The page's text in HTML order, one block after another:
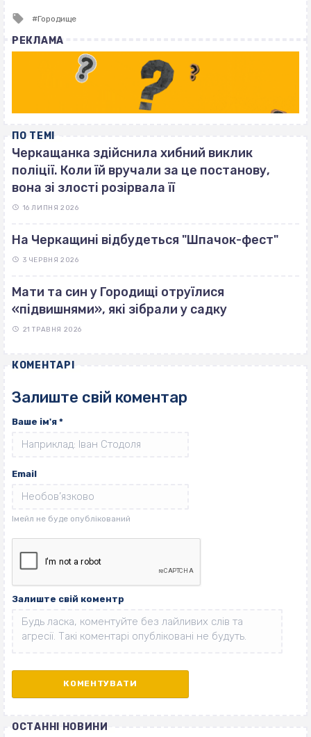
Tagged
Городище
РЕКЛАМА
ПО ТЕМІ
Черкащанка здійснила хибний виклик
поліції. Коли їй вручали за це постанову,
вона зі злості розірвала її
16 ЛИПНЯ 2026
На Черкащині відбудеться "Шпачок-фест"
3 ЧЕРВНЯ 2026
Мати та син у Городищі отруїлися
«підвишнями», які зібрали у садку
21 ТРАВНЯ 2026
КОМЕНТАРІ
Залиште свій коментар
Ваше ім'я *
Email
Залиште свій коментр
ОСТАННІ НОВИНИ